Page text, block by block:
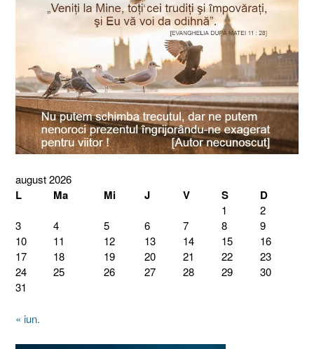
august 2026
L Ma Mi J V S D
1
2
3
4 5 6 7 8
9
10
11 12 13 14 15
16
17
18 19 20 21 22
23
24
25 26 27 28 29
30
31
« iun.